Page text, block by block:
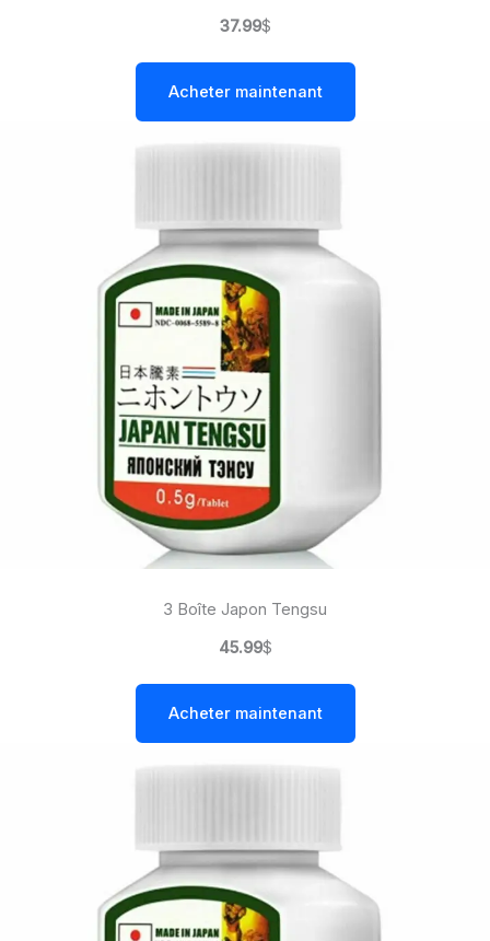
37.99$
Acheter maintenant
3 Boîte Japon Tengsu
45.99$
Acheter maintenant